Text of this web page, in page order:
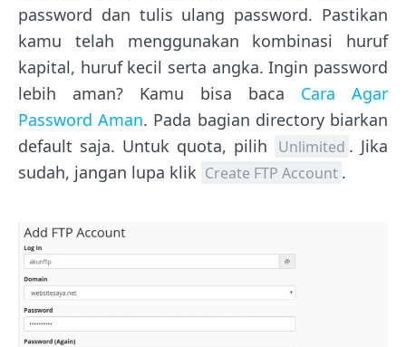
password dan tulis ulang password. Pastikan
kamu telah menggunakan kombinasi huruf
kapital, huruf kecil serta angka. Ingin password
lebih aman? Kamu bisa baca Cara Agar
Password Aman. Pada bagian directory biarkan
default saja. Untuk quota, pilih
Unlimited . Jika
sudah, jangan lupa klik Create FTP Account .